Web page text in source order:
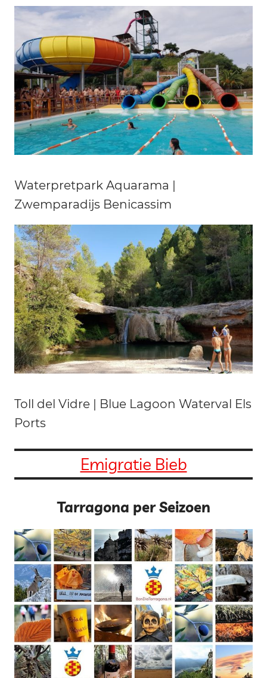
Waterpretpark Aquarama |
Zwemparadijs Benicassim
Toll del Vidre | Blue Lagoon Waterval Els
Ports
Emigratie Bieb
Tarragona per Seizoen